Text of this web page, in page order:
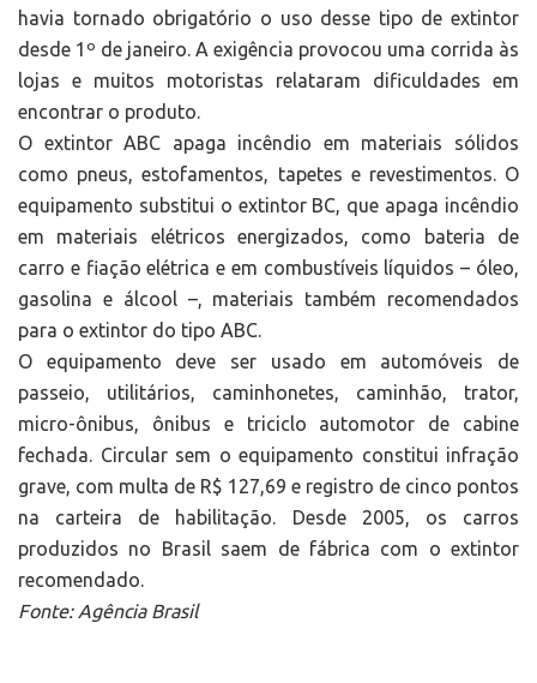
havia tornado obrigatório o uso desse tipo de extintor
desde 1º de janeiro. A exigência provocou uma corrida às
lojas e muitos motoristas relataram dificuldades em
encontrar o produto.
O extintor ABC apaga incêndio em materiais sólidos
como pneus, estofamentos, tapetes e revestimentos. O
equipamento substitui o extintor BC, que apaga incêndio
em materiais elétricos energizados, como bateria de
carro e fiação elétrica e em combustíveis líquidos – óleo,
gasolina e álcool –, materiais também recomendados
para o extintor do tipo ABC.
O equipamento deve ser usado em automóveis de
passeio, utilitários, caminhonetes, caminhão, trator,
micro-ônibus, ônibus e triciclo automotor de cabine
fechada. Circular sem o equipamento constitui infração
grave, com multa de R$ 127,69 e registro de cinco pontos
na carteira de habilitação. Desde 2005, os carros
produzidos no Brasil saem de fábrica com o extintor
recomendado.
Fonte: Agência Brasil